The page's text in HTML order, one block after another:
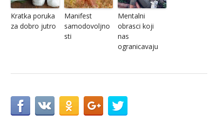
Kratka poruka
za dobro jutro
Manifest
samodovoljno
sti
Mentalni
obrasci koji
nas
ogranicavaju